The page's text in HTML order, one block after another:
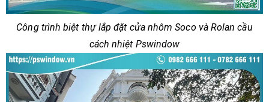
Công trình biệt thự lắp đặt cửa nhôm Soco và Rolan cầu
cách nhiệt Pswindow